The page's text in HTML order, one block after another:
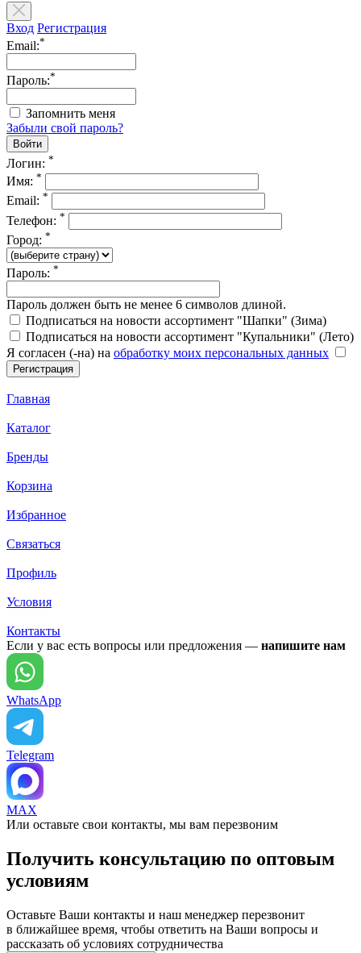
Вход Регистрация
Email:*
Пароль:*
Запомнить меня
Забыли свой пароль?
Логин: *
Имя: *
Email: *
Телефон: *
Город: *
Пароль: *
Пароль должен быть не менее 6 символов длиной.
Подписаться на новости ассортимент "Шапки" (Зима)
Подписаться на новости ассортимент "Купальники" (Лето)
Я согласен (-на) на обработку моих персональных данных
Главная
Каталог
Бренды
Корзина
Избранное
Связаться
Профиль
Условия
Контакты
Если у вас есть вопросы или предложения — напишите нам
WhatsApp
Telegram
MAX
Или оставьте свои контакты, мы вам перезвоним
Получить консультацию по оптовым
условиям
Оставьте Ваши контакты и наш менеджер перезвонит
в ближайшее время, чтобы ответить на Ваши вопросы и
рассказать об условиях сотрудничества